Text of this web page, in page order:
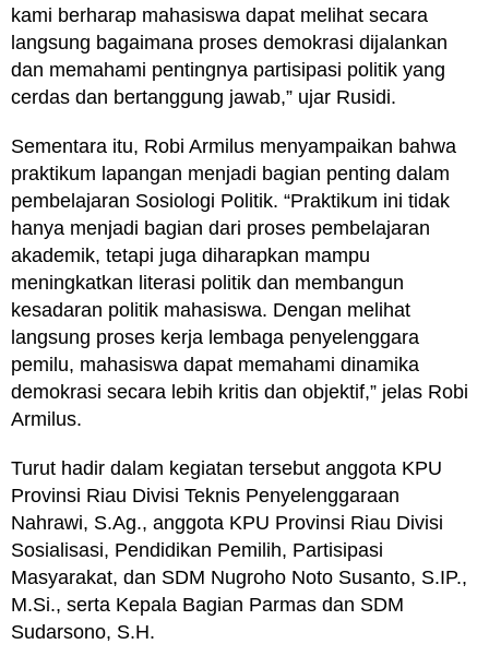
kami berharap mahasiswa dapat melihat secara
langsung bagaimana proses demokrasi dijalankan
dan memahami pentingnya partisipasi politik yang
cerdas dan bertanggung jawab,” ujar Rusidi.
Sementara itu, Robi Armilus menyampaikan bahwa
praktikum lapangan menjadi bagian penting dalam
pembelajaran Sosiologi Politik. “Praktikum ini tidak
hanya menjadi bagian dari proses pembelajaran
akademik, tetapi juga diharapkan mampu
meningkatkan literasi politik dan membangun
kesadaran politik mahasiswa. Dengan melihat
langsung proses kerja lembaga penyelenggara
pemilu, mahasiswa dapat memahami dinamika
demokrasi secara lebih kritis dan objektif,” jelas Robi
Armilus.
Turut hadir dalam kegiatan tersebut anggota KPU
Provinsi Riau Divisi Teknis Penyelenggaraan
Nahrawi, S.Ag., anggota KPU Provinsi Riau Divisi
Sosialisasi, Pendidikan Pemilih, Partisipasi
Masyarakat, dan SDM Nugroho Noto Susanto, S.IP.,
M.Si., serta Kepala Bagian Parmas dan SDM
Sudarsono, S.H.